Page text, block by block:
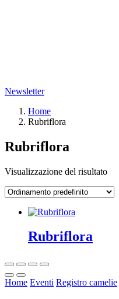
Newsletter
Home
Rubriflora
Rubriflora
Visualizzazione del risultato
Rubriflora
Home Eventi Registro camelie